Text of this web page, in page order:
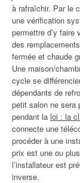
à rafraîchir. Par le
une vérification
permettre d’y
des
fermée et chaude
Une maison/
cycle se
dépendants de
petit salon ne sera
pendant la loi : la
connecte une
procéder à une
prix est une ou
l’installateur est
inverse.